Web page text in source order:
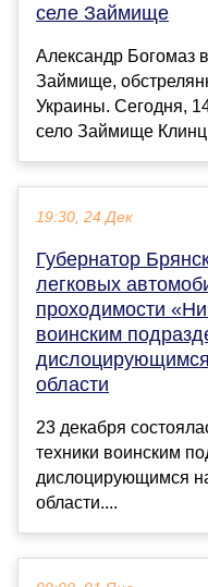
селе Займище
Александр Богомаз
Займище,
Украины. Сегодня,
село Займище
19:30, 24 Дек
Губернатор
легковых
проходимости
воинским
области
23 декабря
техники воинским
дислоцирующимся
области....